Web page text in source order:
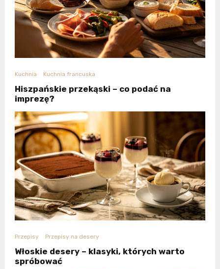
Kuchnia Kuchnia francuska
Hiszpańskie przekąski – co podać na
imprezę?
Przepisy Przepisy na desery
Włoskie desery – klasyki, których warto
spróbować